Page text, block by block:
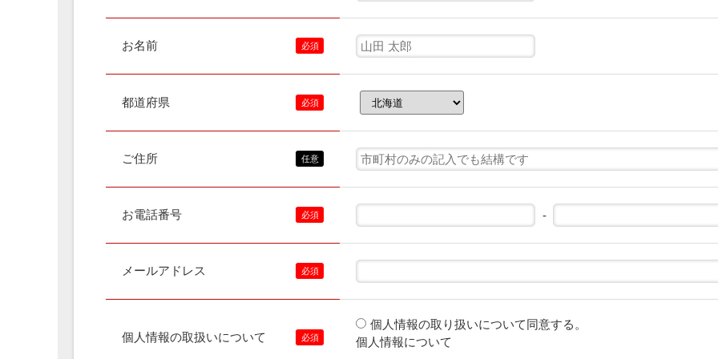
お名前
都道府県
ご住所
お電話番号 -
メールアドレス
個人情報の取扱いについて
個人情報の取り扱いについて同意する。
個人情報について